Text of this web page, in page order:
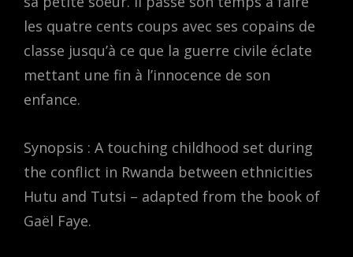
les quatre cents coups avec ses copains de
classe jusqu’à ce que la guerre civile éclate
mettant une fin à l’innocence de son
enfance.
Synopsis : A touching childhood set during
the conflict in Rwanda between ethnicities
Hutu and Tutsi – adapted from the book of
Gaël Faye.